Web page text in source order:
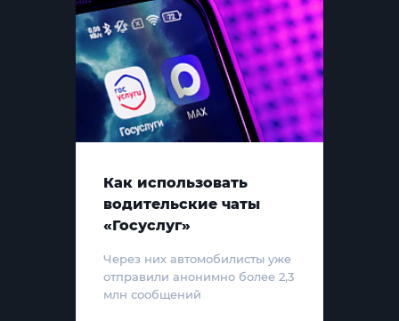
Как использовать
водительские чаты
«Госуслуг»
Через них автомобилисты уже
отправили анонимно более 2,3
млн сообщений